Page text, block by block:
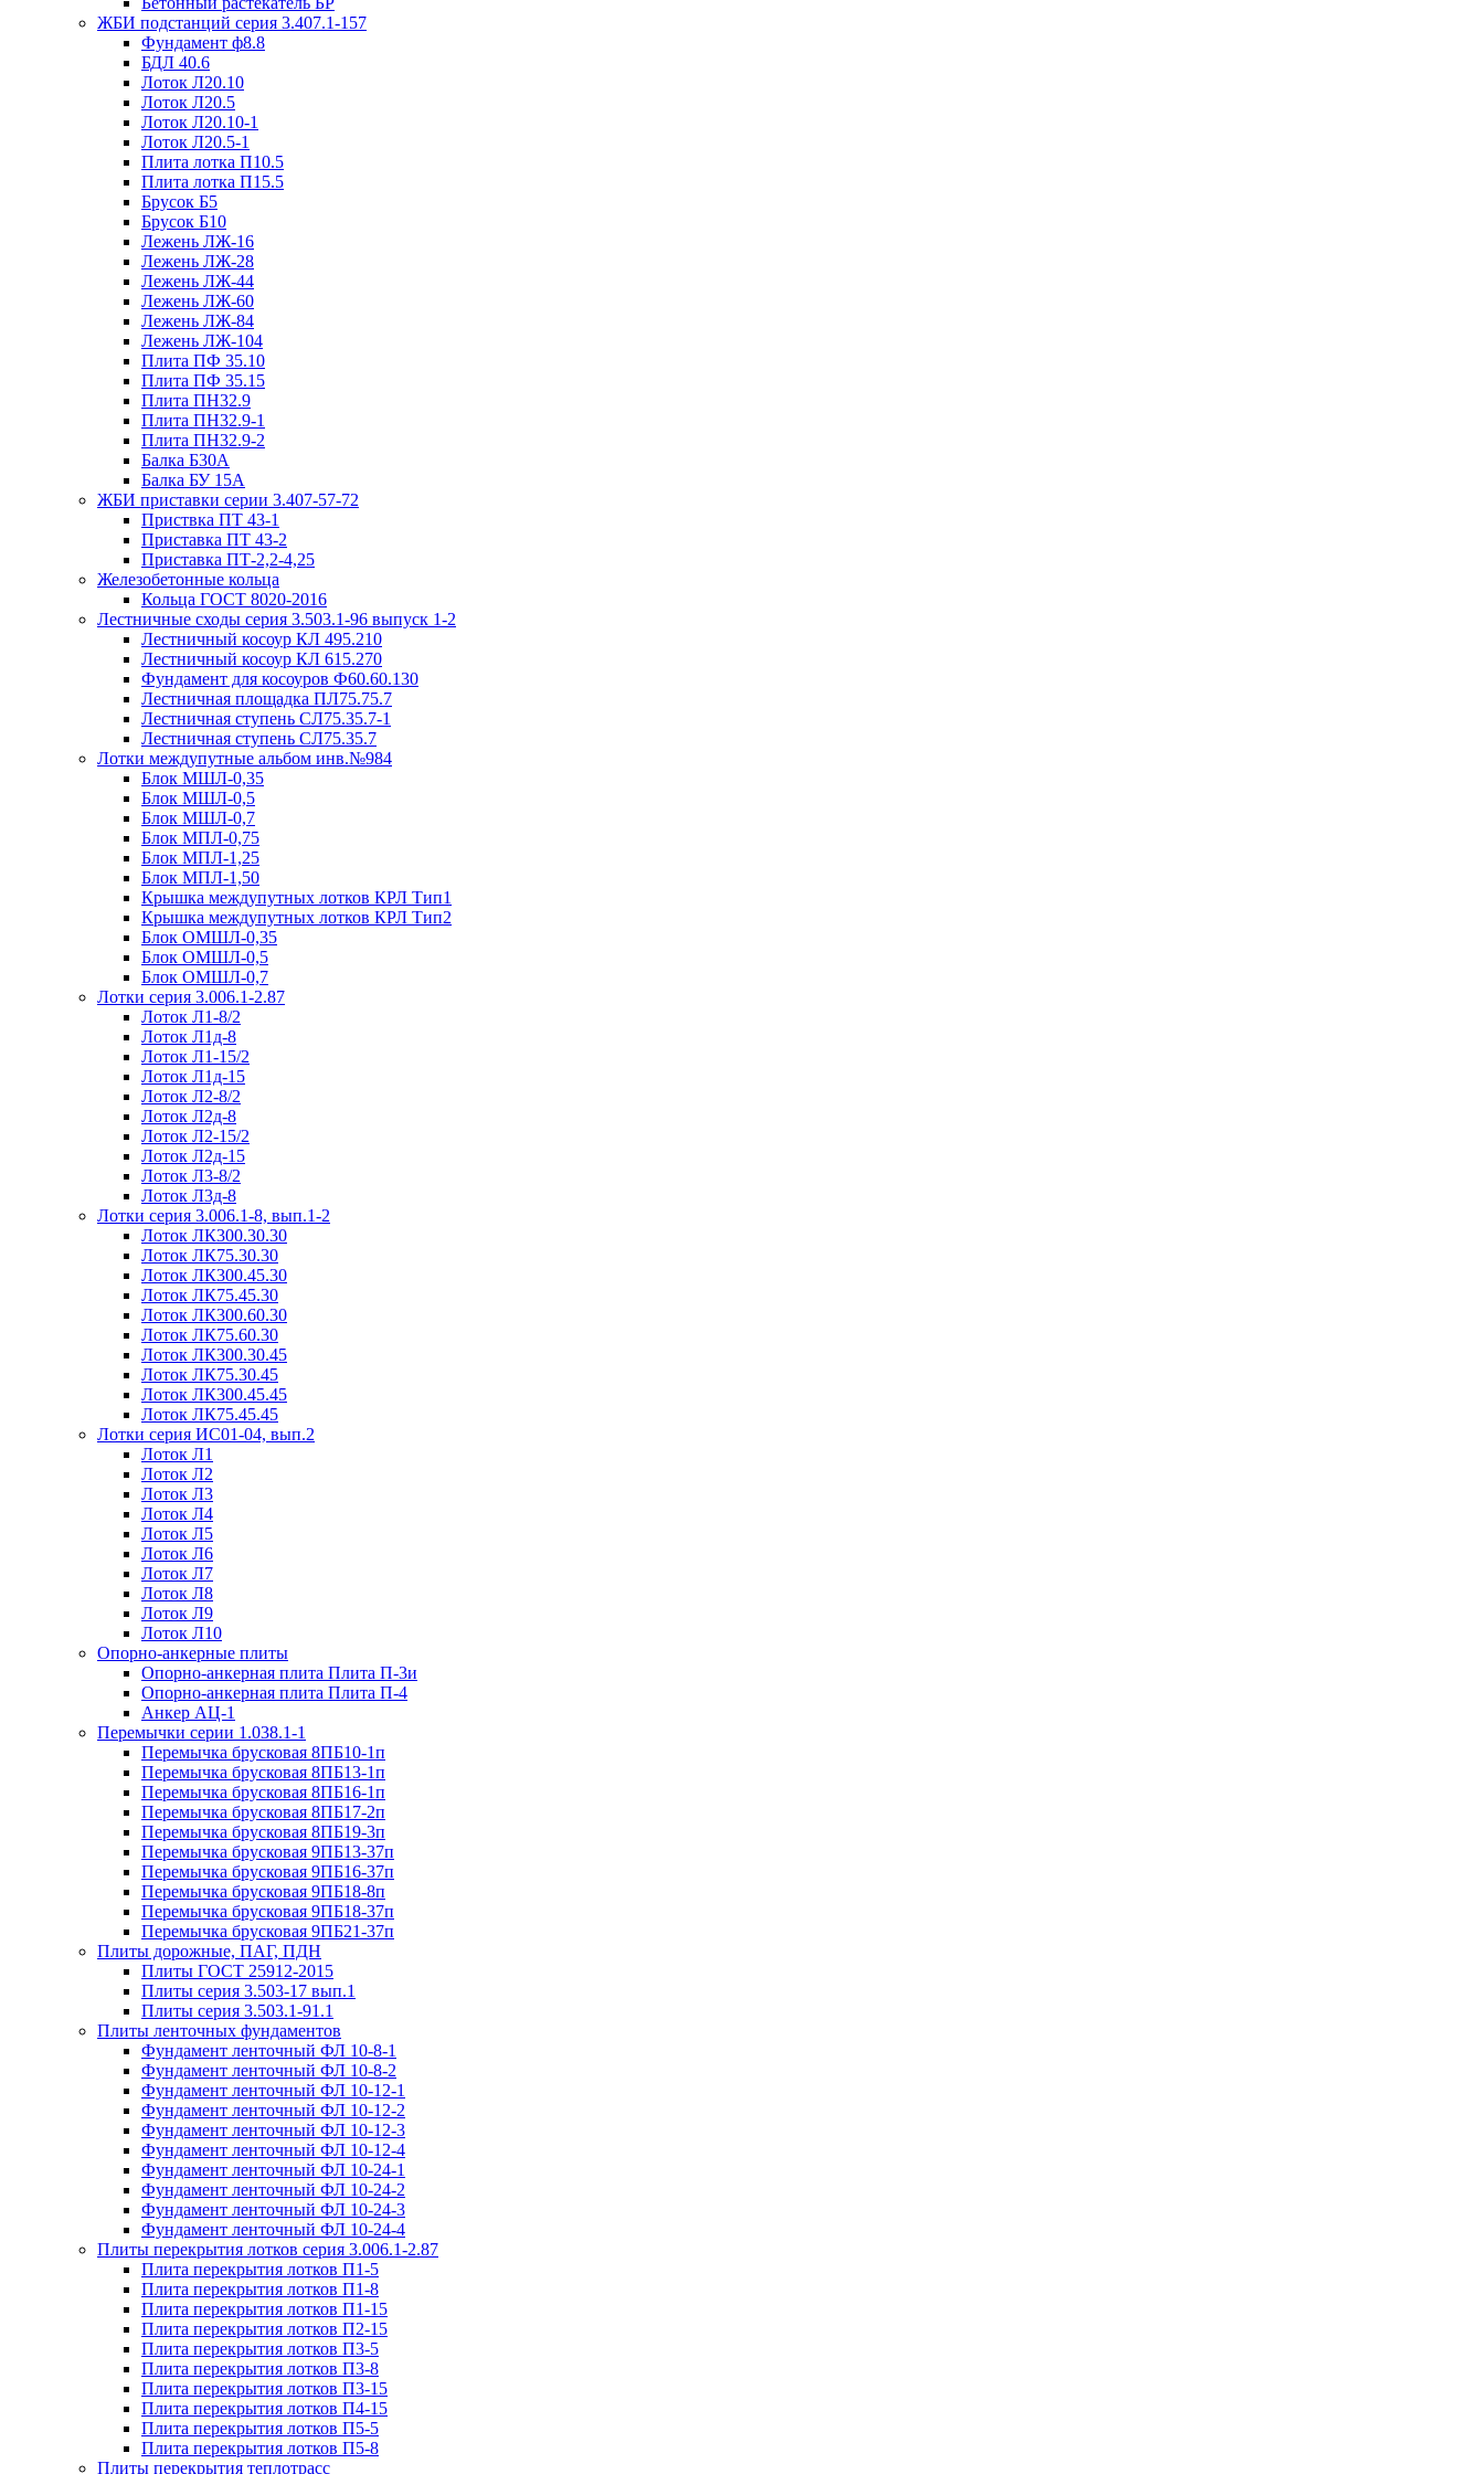
ЖБИ подстанций серия 3.407.1-157
Фундамент ф8.8
БДЛ 40.6
Лоток Л20.10
Лоток Л20.5
Лоток Л20.10-1
Лоток Л20.5-1
Плита лотка П10.5
Плита лотка П15.5
Брусок Б5
Брусок Б10
Лежень ЛЖ-16
Лежень ЛЖ-28
Лежень ЛЖ-44
Лежень ЛЖ-60
Лежень ЛЖ-84
Лежень ЛЖ-104
Плита ПФ 35.10
Плита ПФ 35.15
Плита ПН32.9
Плита ПН32.9-1
Плита ПН32.9-2
Балка Б30А
Балка БУ 15А
ЖБИ приставки серии 3.407-57-72
Приствка ПТ 43-1
Приставка ПТ 43-2
Приставка ПТ-2,2-4,25
Железобетонные кольца
Кольца ГОСТ 8020-2016
Лестничные сходы серия 3.503.1-96 выпуск 1-2
Лестничный косоур КЛ 495.210
Лестничный косоур КЛ 615.270
Фундамент для косоуров Ф60.60.130
Лестничная площадка ПЛ75.75.7
Лестничная ступень СЛ75.35.7-1
Лестничная ступень СЛ75.35.7
Лотки междупутные альбом инв.№984
Блок МШЛ-0,35
Блок МШЛ-0,5
Блок МШЛ-0,7
Блок МПЛ-0,75
Блок МПЛ-1,25
Блок МПЛ-1,50
Крышка междупутных лотков КРЛ Тип1
Крышка междупутных лотков КРЛ Тип2
Блок ОМШЛ-0,35
Блок ОМШЛ-0,5
Блок ОМШЛ-0,7
Лотки серия 3.006.1-2.87
Лоток Л1-8/2
Лоток Л1д-8
Лоток Л1-15/2
Лоток Л1д-15
Лоток Л2-8/2
Лоток Л2д-8
Лоток Л2-15/2
Лоток Л2д-15
Лоток Л3-8/2
Лоток Л3д-8
Лотки серия 3.006.1-8, вып.1-2
Лоток ЛК300.30.30
Лоток ЛК75.30.30
Лоток ЛК300.45.30
Лоток ЛК75.45.30
Лоток ЛК300.60.30
Лоток ЛК75.60.30
Лоток ЛК300.30.45
Лоток ЛК75.30.45
Лоток ЛК300.45.45
Лоток ЛК75.45.45
Лотки серия ИС01-04, вып.2
Лоток Л1
Лоток Л2
Лоток Л3
Лоток Л4
Лоток Л5
Лоток Л6
Лоток Л7
Лоток Л8
Лоток Л9
Лоток Л10
Опорно-анкерные плиты
Опорно-анкерная плита Плита П-3и
Опорно-анкерная плита Плита П-4
Анкер АЦ-1
Перемычки серии 1.038.1-1
Перемычка брусковая 8ПБ10-1п
Перемычка брусковая 8ПБ13-1п
Перемычка брусковая 8ПБ16-1п
Перемычка брусковая 8ПБ17-2п
Перемычка брусковая 8ПБ19-3п
Перемычка брусковая 9ПБ13-37п
Перемычка брусковая 9ПБ16-37п
Перемычка брусковая 9ПБ18-8п
Перемычка брусковая 9ПБ18-37п
Перемычка брусковая 9ПБ21-37п
Плиты дорожные, ПАГ, ПДН
Плиты ГОСТ 25912-2015
Плиты серия 3.503-17 вып.1
Плиты серия 3.503.1-91.1
Плиты ленточных фундаментов
Фундамент ленточный ФЛ 10-8-1
Фундамент ленточный ФЛ 10-8-2
Фундамент ленточный ФЛ 10-12-1
Фундамент ленточный ФЛ 10-12-2
Фундамент ленточный ФЛ 10-12-3
Фундамент ленточный ФЛ 10-12-4
Фундамент ленточный ФЛ 10-24-1
Фундамент ленточный ФЛ 10-24-2
Фундамент ленточный ФЛ 10-24-3
Фундамент ленточный ФЛ 10-24-4
Плиты перекрытия лотков серия 3.006.1-2.87
Плита перекрытия лотков П1-5
Плита перекрытия лотков П1-8
Плита перекрытия лотков П1-15
Плита перекрытия лотков П2-15
Плита перекрытия лотков П3-5
Плита перекрытия лотков П3-8
Плита перекрытия лотков П3-15
Плита перекрытия лотков П4-15
Плита перекрытия лотков П5-5
Плита перекрытия лотков П5-8
Плиты перекрытия теплотрасс